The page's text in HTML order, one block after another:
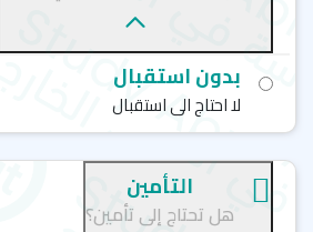
بدون استقبال
لا احتاج الى استقبال
التأمين
هل تحتاج إلى تأمين؟